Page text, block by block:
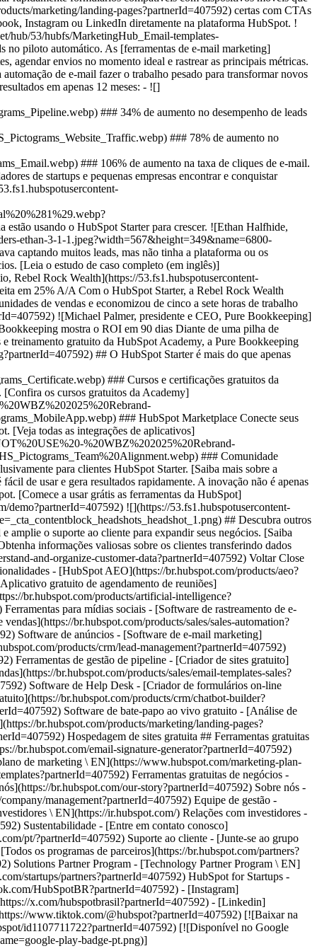
HubSpotBR?partnerId=407592) - [Instagram]
x.com/hubspotbrasil?partnerId=407592) - [Linkedin]
www.tiktok.com/@hubspot?partnerId=407592) [![Baixar na
id1107711722?partnerId=407592) [![Disponível no Google
play-badge-pt.png)]